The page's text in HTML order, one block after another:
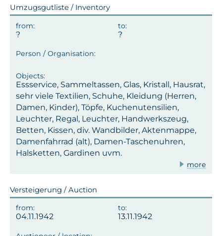
Umzugsgutliste / Inventory
Essservice, Sammeltassen, Glas, Kristall, Hausrat,
sehr viele Textilien, Schuhe, Kleidung (Herren,
Damen, Kinder), Töpfe, Kuchenutensilien,
Leuchter, Regal, Leuchter, Handwerkszeug,
Betten, Kissen, div. Wandbilder, Aktenmappe,
Damenfahrrad (alt), Damen-Taschenuhren,
Halsketten, Gardinen uvm.
more
Versteigerung / Auction
04.11.1942 13.11.1942